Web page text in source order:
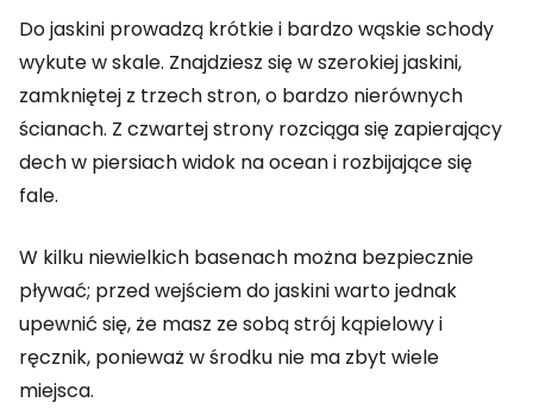
Do jaskini prowadzą krótkie i bardzo wąskie schody
wykute w skale. Znajdziesz się w szerokiej jaskini,
zamkniętej z trzech stron, o bardzo nierównych
ścianach. Z czwartej strony rozciąga się zapierający
dech w piersiach widok na ocean i rozbijające się
fale.
W kilku niewielkich basenach można bezpiecznie
pływać; przed wejściem do jaskini warto jednak
upewnić się, że masz ze sobą strój kąpielowy i
ręcznik, ponieważ w środku nie ma zbyt wiele
miejsca.